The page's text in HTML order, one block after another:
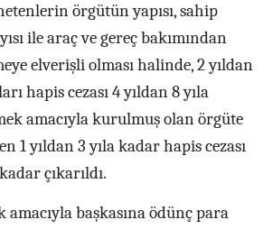
örgütün yapısı, sahip
ile araç ve gereç bakımından
elverişli olması halinde, 2 yıldan
hapis cezası 4 yıldan 8 yıla
amacıyla kurulmuş olan örgüte
1 yıldan 3 yıla kadar hapis cezası
çıkarıldı.
amacıyla başkasına ödünç para